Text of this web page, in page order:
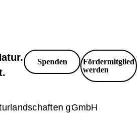
Spenden
Fördermitglied
werden
gGmbH